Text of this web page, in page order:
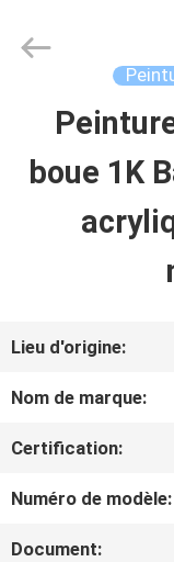
APERÇU
PRODUITS
PROPOS
NOUS
Meklon
Rights
Reserved.boue 1K
Lieu d'origine:
Nom de marque:
Certification:
Numéro de modèle:
Document: